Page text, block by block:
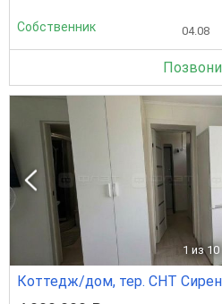
Собственник 04.08
1 из 10
Коттедж/дом, тер. СНТ